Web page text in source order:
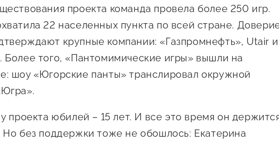
проекта команда провела более 250 игр.
22 населенных пункта по всей стране.
крупные компании: «Газпромнефть», Utair и
Более того, «Пантомимические игры» вышли на
шоу «Югорские панты» транслировал окружной
проекта юбилей – 15 лет. И все это время он
Но без поддержки тоже не обошлось: Екатерина